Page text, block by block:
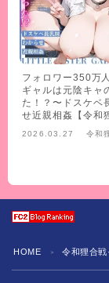
フォロワー350万
ギャルは元陰キャ
た！？〜ドスケベ
せ近親相姦【令和
2026.03.27 令和
HOME ＞ 令和狸合戦